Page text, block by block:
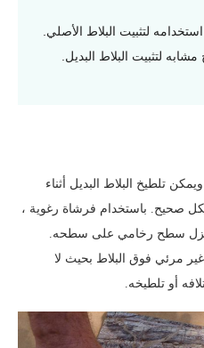
لتثبيت البلاط الأصلي.
لتثبيت البلاط البديل.
تلطيخ البلاط البديل أثناء
صحيح. باستخدام فرشاة رغوية ،
سطح رخامي على سطحه.
مرئي فوق البلاط بحيث لا
أو تلطيخه.